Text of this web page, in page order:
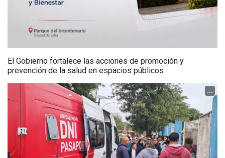
El Gobierno fortalece las acciones de promoción y
prevención de la salud en espacios públicos
...